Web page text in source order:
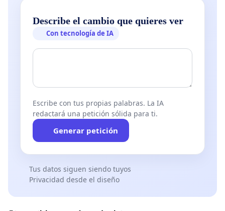
Describe el cambio que quieres ver
Con tecnología de IA
Escribe con tus propias palabras. La IA
redactará una petición sólida para ti.
Generar petición
Tus datos siguen siendo tuyos
Privacidad desde el diseño